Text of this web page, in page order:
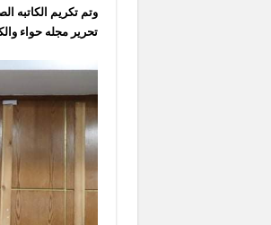
وتم تكريم الكاتبه
تحرير مجله حواء